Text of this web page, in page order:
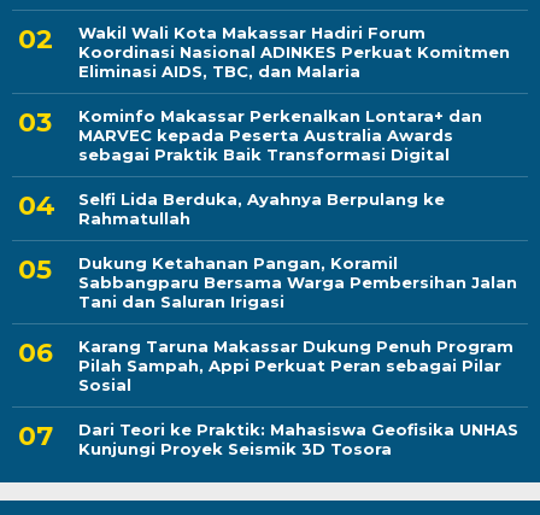
Wakil Wali Kota Makassar Hadiri Forum
Koordinasi Nasional ADINKES Perkuat Komitmen
Eliminasi AIDS, TBC, dan Malaria
Kominfo Makassar Perkenalkan Lontara+ dan
MARVEC kepada Peserta Australia Awards
sebagai Praktik Baik Transformasi Digital
Selfi Lida Berduka, Ayahnya Berpulang ke
Rahmatullah
Dukung Ketahanan Pangan, Koramil
Sabbangparu Bersama Warga Pembersihan Jalan
Tani dan Saluran Irigasi
Karang Taruna Makassar Dukung Penuh Program
Pilah Sampah, Appi Perkuat Peran sebagai Pilar
Sosial
Dari Teori ke Praktik: Mahasiswa Geofisika UNHAS
Kunjungi Proyek Seismik 3D Tosora